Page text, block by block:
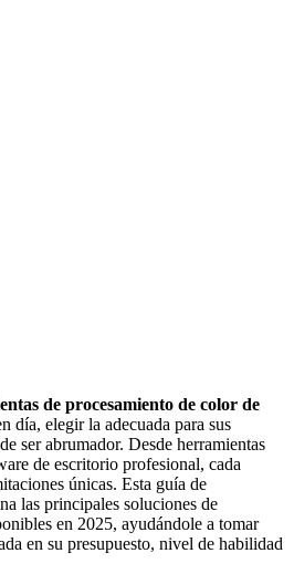
de procesamiento de color de
día, elegir la adecuada para sus
ser abrumador. Desde herramientas
de escritorio profesional, cada
únicas. Esta guía de
las principales soluciones de
en 2025, ayudándole a tomar
en su presupuesto, nivel de habilidad